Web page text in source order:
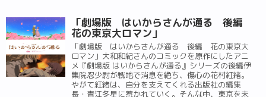
「劇場版 はいからさんが通る 後編
花の東京大ロマン」
「劇場版 はいからさんが通る 後編 花の東京大
ロマン」大和和紀さんのコミックを原作にしたアニ
メ『劇場版 はいからさんが通る』シリーズの後編伊
集院忍少尉が戦地で消息を絶ち、傷心の花村紅緒。
やがて紅緒は、自分を支えてくれる出版社の編集
長・青江冬星に惹かれていく。そんな中、東京を未